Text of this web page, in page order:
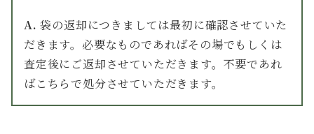
A. 袋の返却につきましては最初に確認させていた
だきます。必要なものであればその場でもしくは
査定後にご返却させていただきます。不要であれ
ばこちらで処分させていただきます。